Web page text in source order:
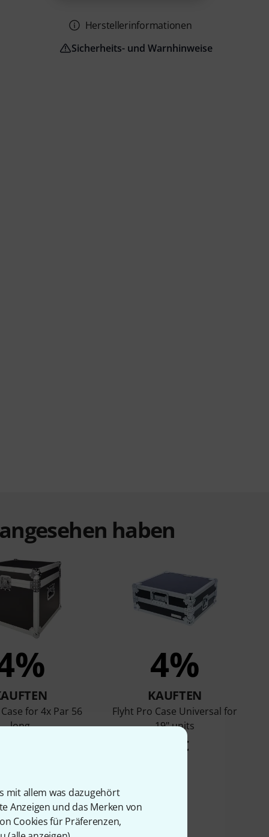
mit allem was dazugehört
Anzeigen und das Merken von
Cookies für Präferenzen,
Herstellerinformationen
Sicherheits- und Warnhinweise
haben
for 4x Par 56
long
4%
KAUFTEN
Flyht Pro Case Universal for
19" units
89 €